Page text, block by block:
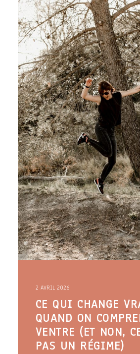
2 AVRIL 2026
CE QUI CHANGE
QUAND ON
VENTRE (ET NON,
PAS UN RÉGIME)